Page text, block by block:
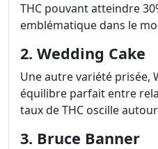
THC pouvant atteindre
emblématique dans le
2. Wedding Cake
Une autre variété prisée,
équilibre parfait entre
taux de THC oscille
3. Bruce Banner